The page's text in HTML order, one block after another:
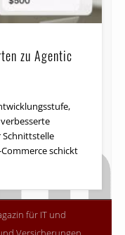
zu Agentic
Schnittstelle
schickt
für IT und